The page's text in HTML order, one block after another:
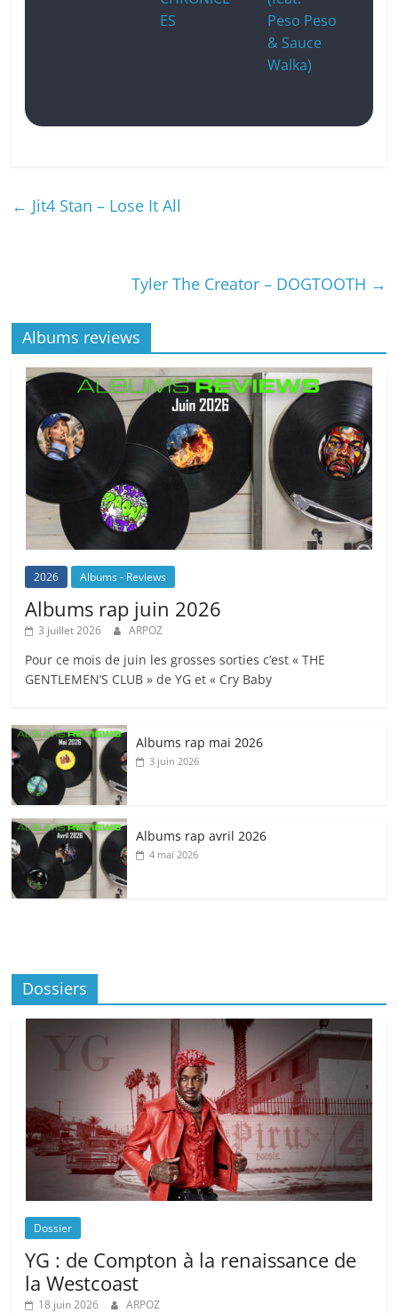
ES
Peso Peso
& Sauce
Walka)
← Jit4 Stan – Lose It All
Tyler The Creator – DOGTOOTH →
Albums reviews
2026 Albums - Reviews
Albums rap juin 2026
3 juillet 2026 ARPOZ
Pour ce mois de juin les grosses sorties c’est « THE
GENTLEMEN’S CLUB » de YG et « Cry Baby
Albums rap mai 2026
3 juin 2026
Albums rap avril 2026
4 mai 2026
Dossiers
Dossier
YG : de Compton à la renaissance de
la Westcoast
18 juin 2026 ARPOZ